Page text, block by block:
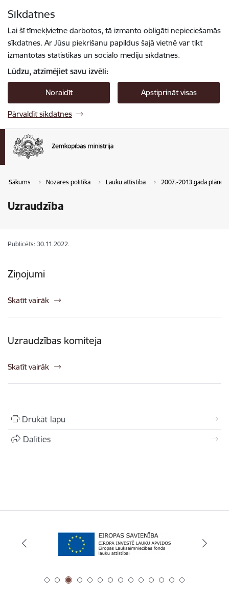
Sīkdatnes
Lai šī tīmekļvietne darbotos, tā izmanto obligāti nepieciešamās
sīkdatnes. Ar Jūsu piekrišanu papildus šajā vietnē var tikt
izmantotas statistikas un sociālo mediju sīkdatnes.
Lūdzu, atzīmējiet savu izvēli:
Noraidīt Apstiprināt visas
Pārvaldīt sīkdatnes
Sākums Nozares politika Lauku attīstība 2007.-2013.gada
Uzraudzība
Publicēts: 30.11.2022.
Ziņojumi
Skatīt vairāk
Uzraudzības komiteja
Skatīt vairāk
Drukāt lapu
Dalīties